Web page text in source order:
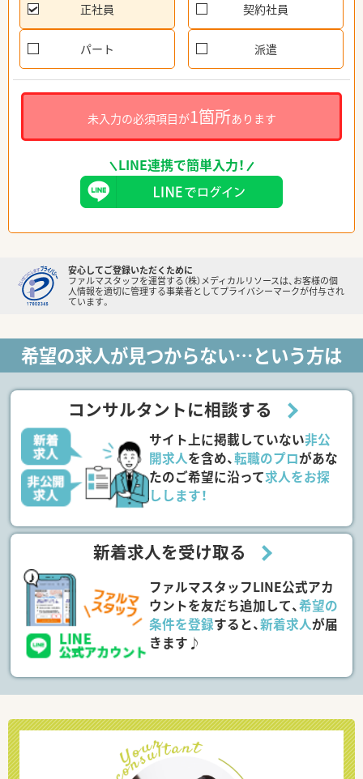
正社員 契約社員
パート 派遣
未入力の必須項目が1箇所あります
LINE連携で簡単入力！
安心してご登録いただくために
ファルマスタッフを運営する（株）メディカルリソースは、お客様の個
人情報を適切に管理する事業者としてプライバシーマークが付与され
ています。
希望の求人が見つからない…という方は
コンサルタントに相談する
サイト上に掲載していない非公
開求人を含め、転職のプロがあな
たのご希望に沿って求人をお探
しします！
新着求人を受け取る
ファルマスタッフLINE公式アカ
ウントを友だち追加して、希望の
条件を登録すると、新着求人が届
きます♪